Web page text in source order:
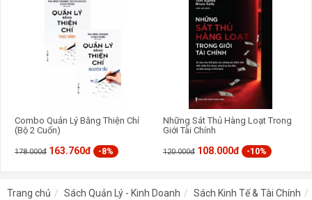
Combo Quản Lý Bằng Thiện Chí
(Bộ 2 Cuốn)
178.000đ 163.760đ -8%
Những Sát Thủ Hàng Loạt Trong
Giới Tài Chính
120.000đ 108.000đ -10%
Trang chủ Sách Quản Lý - Kinh Doanh Sách Kinh Tế & Tài Chính